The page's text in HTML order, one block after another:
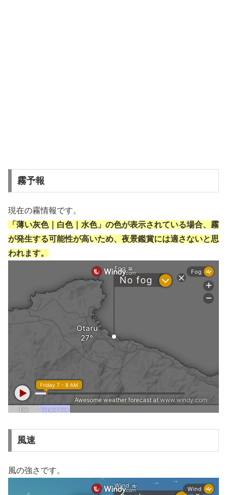
霧予報
現在の霧情報です。
「薄い灰色｜白色｜水色」の色が表示されている場合、霧
が発生する可能性が高いため、夜景鑑賞には適さないと思
われます。
風速
風の強さです。